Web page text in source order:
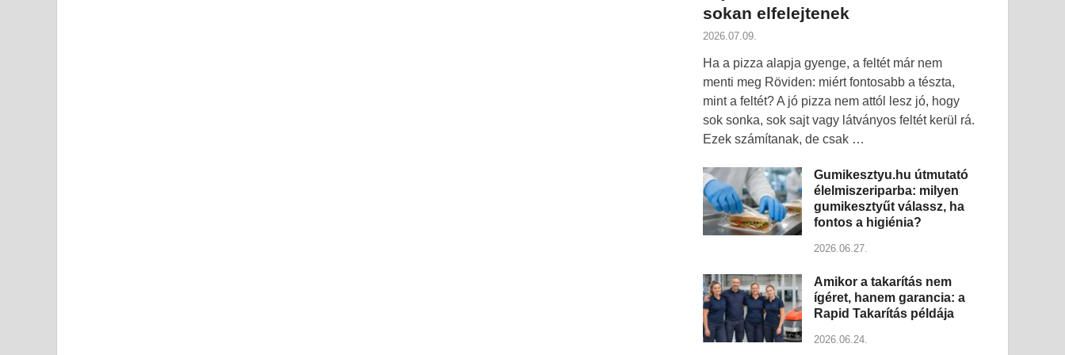
sokan elfelejtenek
2026.07.09.
Ha a pizza alapja gyenge, a feltét már nem
menti meg Röviden: miért fontosabb a tészta,
mint a feltét? A jó pizza nem attól lesz jó, hogy
sok sonka, sok sajt vagy látványos feltét kerül rá.
Ezek számítanak, de csak …
Gumikesztyu.hu útmutató
élelmiszeriparba: milyen
gumikesztyűt válassz, ha
fontos a higiénia?
2026.06.27.
Amikor a takarítás nem
ígéret, hanem garancia: a
Rapid Takarítás példája
2026.06.24.